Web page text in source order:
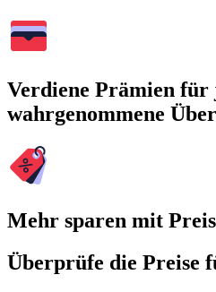
Verdiene Prämien für
wahrgenommene
Mehr sparen mit
Überprüfe die Preise